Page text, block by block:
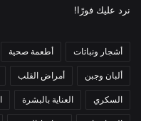
نرد عليك فورًا!
أشجار ونباتات أطعمة صحية
ألبان وجبن أمراض القلب
السكري العناية بالبشرة